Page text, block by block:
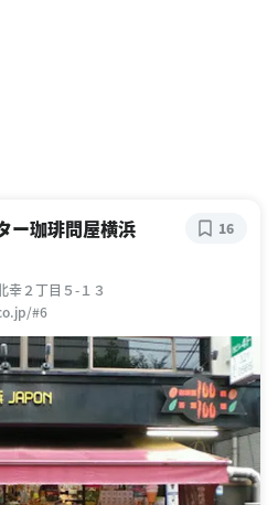
ー珈琲問屋横浜
幸２丁目５-１３
#6
16